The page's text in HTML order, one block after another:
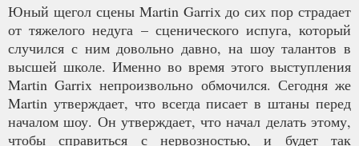
Юный щегол сцены Martin Garrix до сих пор страдает
от тяжелого недуга – сценического испуга, который
случился с ним довольно давно, на шоу талантов в
высшей школе. Именно во время этого выступления
Martin Garrix непроизвольно обмочился. Сегодня же
Martin утверждает, что всегда писает в штаны перед
началом шоу. Он утверждает, что начал делать этому,
чтобы справиться с нервозностью, и будет так